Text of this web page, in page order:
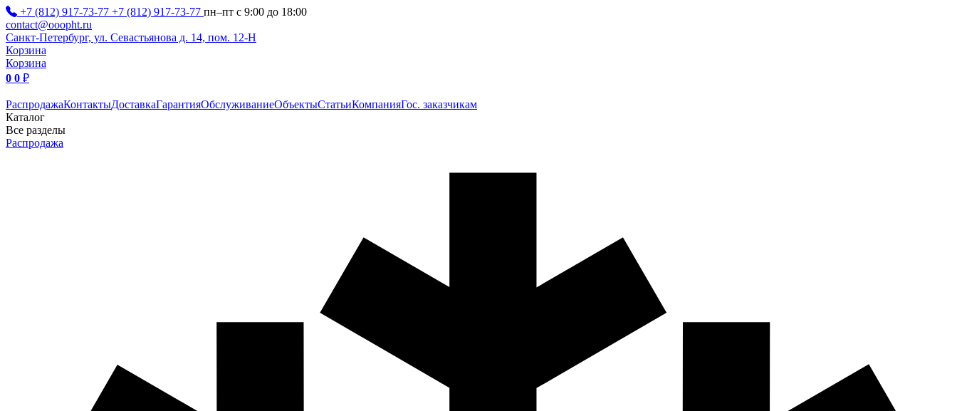
+7 (812) 917-73-77 +7 (812) 917-73-77 пн–пт с 9:00 до 18:00
contact@ooopht.ru
Санкт-Петербург, ул. Севастьянова д. 14, пом. 12-Н
Корзина
Корзина
0 0 ₽
РаспродажаКонтактыДоставкаГарантияОбслуживаниеОбъектыСтатьиКомпанияГос. заказчикам
Каталог
Все разделы
Распродажа